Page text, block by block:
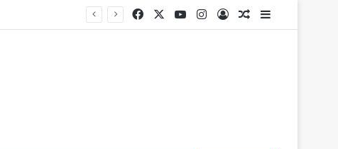
FacebookYouTubeInstagram
Log InRandom Article
Sidebar